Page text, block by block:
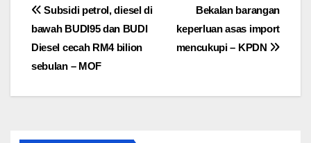
Post
navigation
Bekalan barangan
keperluan asas import
mencukupi – KPDN
Subsidi petrol, diesel di
bawah BUDI95 dan BUDI
Diesel cecah RM4 bilion
sebulan – MOF